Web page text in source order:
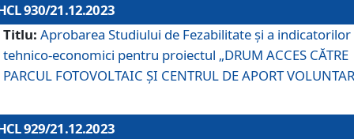
930/21.12.2023
Titlu: Aprobarea Studiului de Fezabilitate și a indicatorilor
tehnico-economici pentru proiectul „DRUM ACCES CĂTRE
PARCUL FOTOVOLTAIC ȘI CENTRUL DE APORT
929/21.12.2023